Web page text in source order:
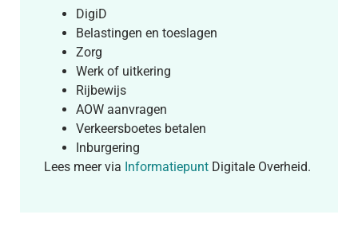
DigiD
Belastingen en toeslagen
Zorg
Werk of uitkering
Rijbewijs
AOW aanvragen
Verkeersboetes betalen
Inburgering
Lees meer via Informatiepunt Digitale Overheid.